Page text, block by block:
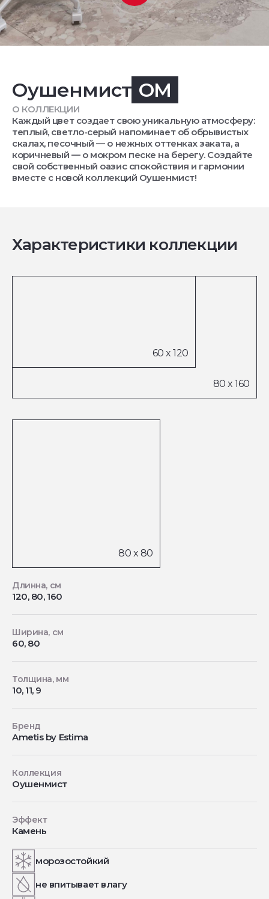
Оушенмист OM
О КОЛЛЕКЦИИ
Каждый цвет создает свою уникальную атмосферу:
теплый, светло-серый напоминает об обрывистых
скалах, песочный — о нежных оттенках заката, а
коричневый — о мокром песке на берегу. Создайте
свой собственный оазис спокойствия и гармонии
вместе с новой коллекций Оушенмист!
Характеристики коллекции
Длинна, см
120, 80, 160
Ширина, см
60, 80
Толщина, мм
10, 11, 9
Бренд
Ametis by Estima
Коллекция
Оушенмист
Эффект
Камень
морозостойкий
не впитывает влагу